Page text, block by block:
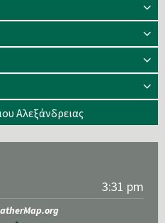
Αλεξάνδρειας
3:31 pm